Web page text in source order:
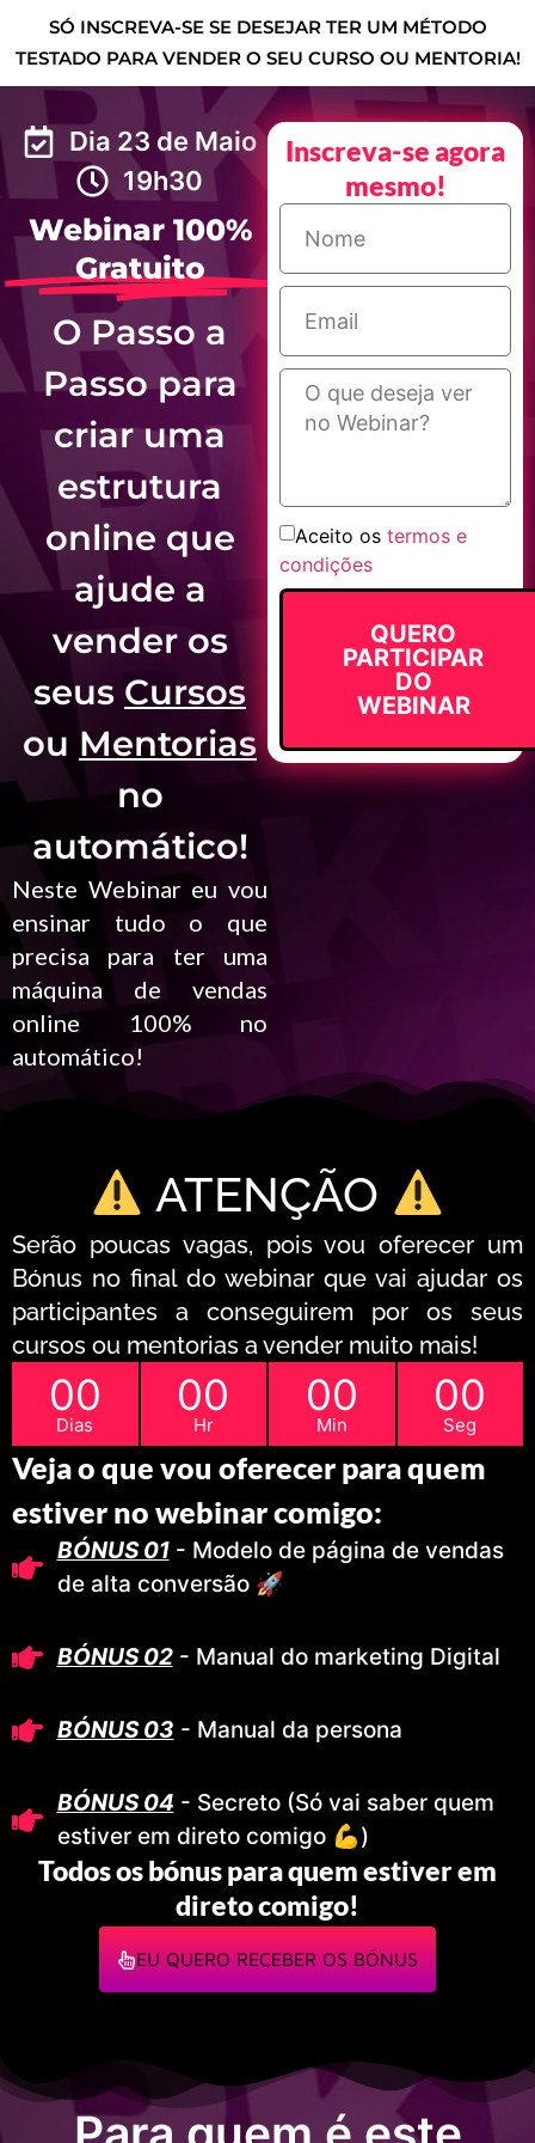
SÓ INSCREVA-SE SE DESEJAR TER UM MÉTODO
TESTADO PARA VENDER O SEU CURSO OU MENTORIA!
Dia 23 de Maio
19h30
Webinar 100%
Gratuito
O Passo a
Passo para
criar uma
estrutura
online que
ajude a
vender os
seus Cursos
ou Mentorias
no
automático!
Neste Webinar eu vou
ensinar tudo o que
precisa para ter uma
máquina de vendas
online 100% no
automático!
Inscreva-se agora
mesmo!
Aceito os termos e
condições
QUERO
PARTICIPAR
DO
WEBINAR
ATENÇÃO
Serão poucas vagas, pois vou oferecer um
Bónus no final do webinar que vai ajudar os
participantes a conseguirem por os seus
cursos ou mentorias a vender muito mais!
00
Dias
00
Hr
00
Min
00
Seg
Veja o que vou oferecer para quem
estiver no webinar comigo:
BÓNUS 01- Modelo de página de vendas
de alta conversão 🚀
BÓNUS 02- Manual do marketing Digital
BÓNUS 03 - Manual da persona
BÓNUS 04 - Secreto (Só vai saber quem
estiver em direto comigo 💪)
Todos os bónus para quem estiver em
direto comigo!
EU QUERO RECEBER OS BÓNUS